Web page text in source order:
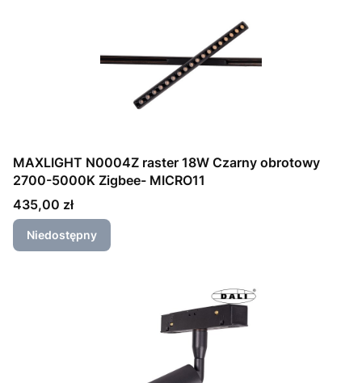
MAXLIGHT N0004Z raster 18W Czarny obrotowy
2700-5000K Zigbee- MICRO11
Cena
435,00 zł
Niedostępny